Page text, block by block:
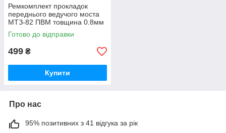
Ремкомплект прокладок
переднього ведучого моста
МТЗ-82 ПВМ товщина 0.8мм
(пароніт Україна) Р/к
переднього моста
Готово до відправки
499 ₴
Купити
Про нас
95% позитивних з 41 відгука за рік